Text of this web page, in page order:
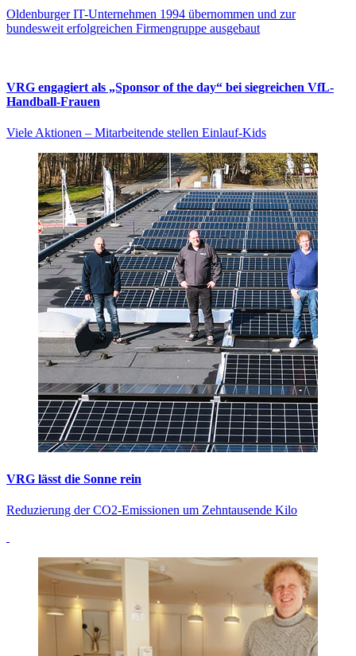
Oldenburger IT-Unternehmen 1994 übernommen und zur
bundesweit erfolgreichen Firmengruppe ausgebaut
VRG engagiert als „Sponsor of the day“ bei siegreichen VfL-
Handball-Frauen
Viele Aktionen – Mitarbeitende stellen Einlauf-Kids
VRG lässt die Sonne rein
Reduzierung der CO2-Emissionen um Zehntausende Kilo